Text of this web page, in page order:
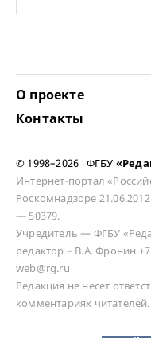
О проекте
Контакты
© 1998–2026 ФГБУ
Интернет-портал
Роскомнадзоре
— 50379.
Учредитель — ФГБУ
редактор – В.А. Фронин
web@rg.ru
Редакция не несет
комментариях читателей.